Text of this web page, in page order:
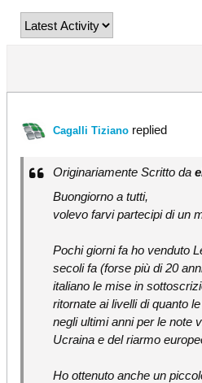
Cagalli Tiziano replied
Originariamente Scritto da
Buongiorno a tutti,
volevo farvi partecipi di un
Pochi giorni fa ho venduto
secoli fa (forse più di 20
italiano le mise in
ritornate ai livelli di quanto
negli ultimi anni per le note
Ucraina e del riarmo
Ho ottenuto anche un